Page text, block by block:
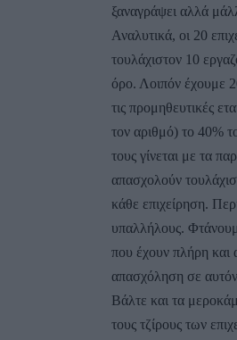
ξαναγράψει αλλά
Αναλυτικά, οι 20
τουλάχιστον 10
όρο. Λοιπόν έχουμε
τις προμηθευτικές
τον αριθμό) το 40%
τους γίνεται με τα
απασχολούν
κάθε επιχείρηση.
υπαλλήλους.
που έχουν πλήρη και
απασχόληση σε
Βάλτε και τα
τους τζίρους των